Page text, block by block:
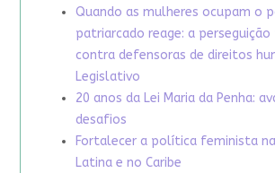
Quando as mulheres ocupam o
patriarcado reage: a
contra defensoras de direitos
Legislativo
20 anos da Lei Maria da Penha:
desafios
Fortalecer a política feminista
Latina e no Caribe